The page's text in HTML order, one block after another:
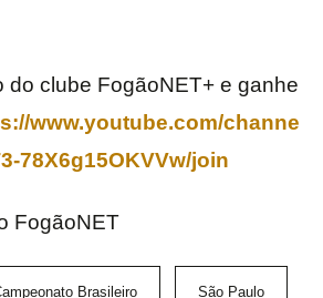
do clube FogãoNET+ e ganhe
www.youtube.com/channe
78X6g15OKVVw/join
FogãoNET
Brasileiro São Paulo